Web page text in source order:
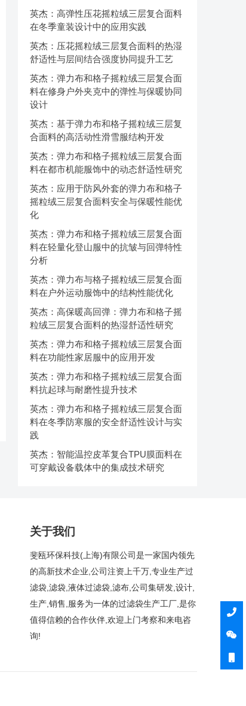
英杰：高弹性压花摇粒绒三层复合面料
在冬季童装设计中的应用实践
英杰：压花摇粒绒三层复合面料的热湿
舒适性与层间结合强度协同提升工艺
英杰：弹力布和格子摇粒绒三层复合面
料在修身户外夹克中的弹性与保暖协同
设计
英杰：基于弹力布和格子摇粒绒三层复
合面料的高活动性滑雪服结构开发
英杰：弹力布和格子摇粒绒三层复合面
料在都市机能服饰中的动态舒适性研究
英杰：应用于防风外套的弹力布和格子
摇粒绒三层复合面料安全与保暖性能优
化
英杰：弹力布和格子摇粒绒三层复合面
料在轻量化登山服中的抗皱与回弹特性
分析
英杰：弹力布与格子摇粒绒三层复合面
料在户外运动服饰中的结构性能优化
英杰：高保暖高回弹：弹力布和格子摇
粒绒三层复合面料的热湿舒适性研究
英杰：弹力布和格子摇粒绒三层复合面
料在功能性家居服中的应用开发
英杰：弹力布和格子摇粒绒三层复合面
料抗起球与耐磨性提升技术
英杰：弹力布和格子摇粒绒三层复合面
料在冬季防寒服的安全舒适性设计与实
践
英杰：智能温控皮革复合TPU膜面料在
可穿戴设备载体中的集成技术研究
关于我们
斐瓯环保科技(上海)有限公司是一家国内领先
的高新技术企业,公司注资上千万,专业生产过
滤袋,滤袋,液体过滤袋,滤布,公司集研发,设计,
生产,销售,服务为一体的过滤袋生产工厂,是你
值得信赖的合作伙伴,欢迎上门考察和来电咨
询!